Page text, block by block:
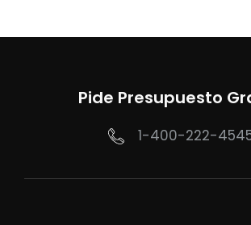
Pide Presupuesto
1-400-222-